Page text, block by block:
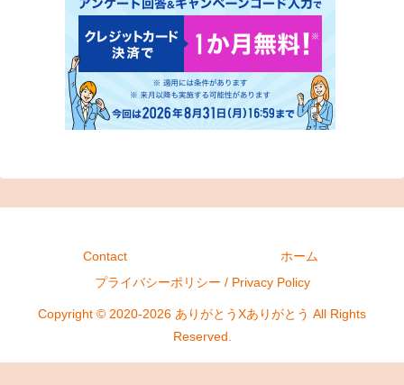
Contact
ホーム
プライバシーポリシー / Privacy Policy
Copyright © 2020-2026 ありがとうXありがとう All Rights
Reserved.